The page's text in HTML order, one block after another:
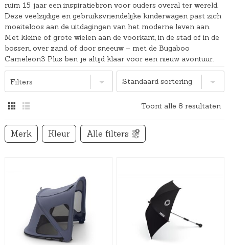
ruim 15 jaar een inspiratiebron voor ouders overal ter wereld.
Deze veelzijdige en gebruiksvriendelijke kinderwagen past zich
moeiteloos aan de uitdagingen van het moderne leven aan.
Met kleine of grote wielen aan de voorkant, in de stad of in de
bossen, over zand of door sneeuw – met de Bugaboo
Cameleon3 Plus ben je altijd klaar voor een nieuw avontuur.
Filters
Toont alle 8 resultaten
Merk Kleur Alle filters